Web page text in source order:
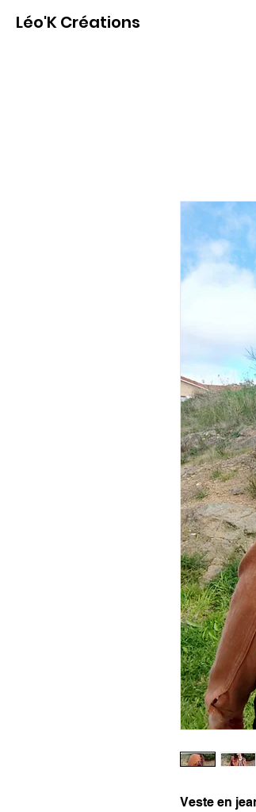
Léo'K Créations
Veste en